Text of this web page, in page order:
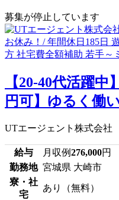
募集が停止しています
【20-40代活躍中
円可】ゆるく働
UTエージェント株式会社
給与 月収例276,000円
勤務地 宮城県 大崎市
寮・社
宅
あり（無料）